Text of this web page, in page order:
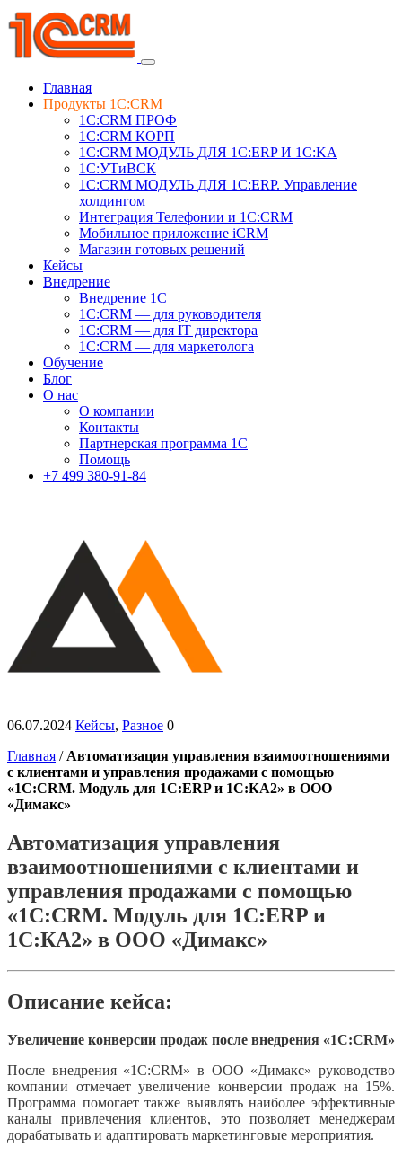
Главная
Продукты 1C:CRM
1С:CRM ПРОФ
1С:CRM КОРП
1С:CRM МОДУЛЬ ДЛЯ 1C:ERP И 1C:KA
1C:УТиВСК
1С:CRM МОДУЛЬ ДЛЯ 1C:ERP. Управление
холдингом
Интеграция Телефонии и 1C:CRM
Мобильное приложение iCRM
Магазин готовых решений
Кейсы
Внедрение
Внедрение 1C
1С:CRM — для руководителя
1С:CRM — для IT директора
1С:CRM — для маркетолога
Обучение
Блог
О нас
О компании
Контакты
Партнерская программа 1С
Помощь
+7 499 380-91-84
06.07.2024 Кейсы, Разное 0
Главная / Автоматизация управления взаимоотношениями
с клиентами и управления продажами с помощью
«1С:CRM. Модуль для 1С:ERP и 1С:КА2» в ООО
«Димакс»
Автоматизация управления
взаимоотношениями с клиентами и
управления продажами с помощью
«1С:CRM. Модуль для 1С:ERP и
1С:КА2» в ООО «Димакс»
Описание кейса:
Увеличение конверсии продаж после внедрения «1С:CRM»
После внедрения «1С:CRM» в ООО «Димакс» руководство
компании отмечает увеличение конверсии продаж на 15%.
Программа помогает также выявлять наиболее эффективные
каналы привлечения клиентов, это позволяет менеджерам
дорабатывать и адаптировать маркетинговые мероприятия.